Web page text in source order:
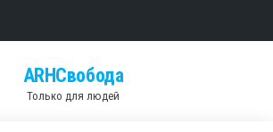
ARHСвобода
Только для людей